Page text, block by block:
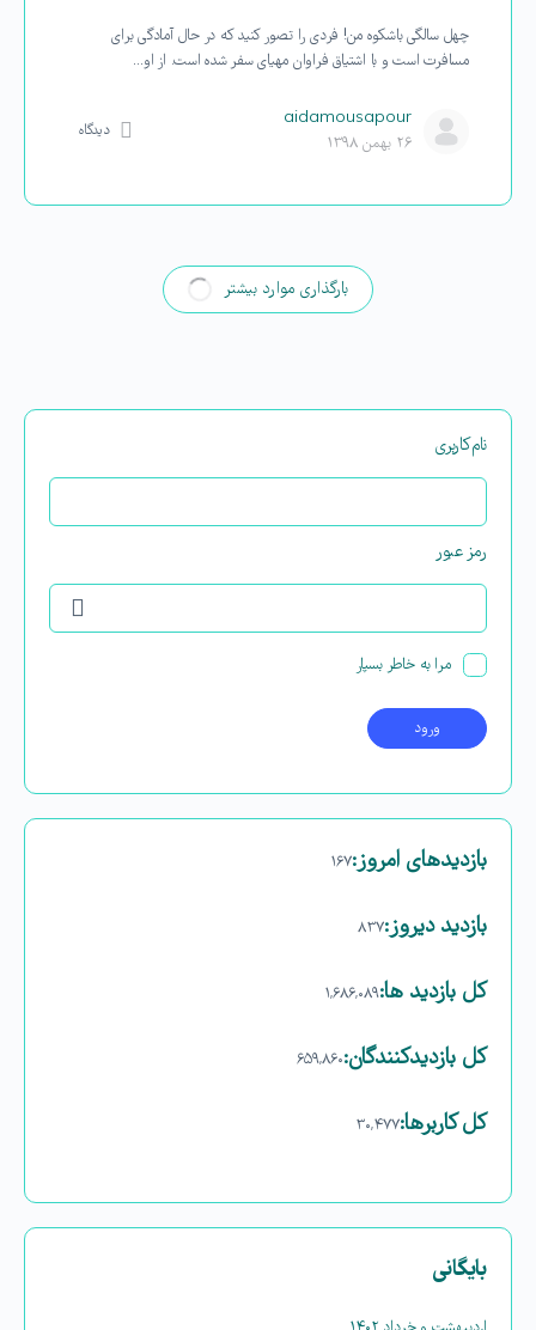
چهل سالگی باشکوه من! فردی را تصور کنید که در حال آمادگی برای
مسافرت است و با اشتیاق فراوان مهیای سفر شده است. از او…
aidamousapour
۲۶ بهمن ۱۳۹۸
دیدگاه
بارگذاری موارد بیشتر
نام‌کاربری
رمز عبور
مرا به خاطر بسپار
بازدیدهای امروز:۱۶۷
بازدید دیروز:۸۳۷
کل بازدید ها:۱,۶۸۶,۰۸۹
کل بازدیدکنند‌گان:۶۵۹,۸۶۰
کل کاربرها:۳۰,۴۷۷
بایگانی